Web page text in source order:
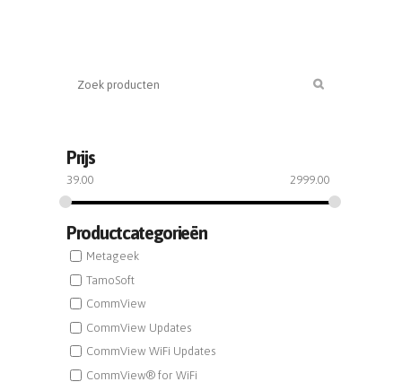
Prijs
39.00 2999.00
Productcategorieën
Metageek
TamoSoft
CommView
CommView Updates
CommView WiFi Updates
CommView® for WiFi